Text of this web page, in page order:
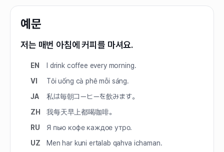
예문
저는 매번 아침에 커피를 마셔요.
EN
I drink coffee every morning.
VI
Tôi uống cà phê mỗi sáng.
JA
私は毎朝コーヒーを飲みます。
ZH
我每天早上都喝咖啡。
RU
Я пью кофе каждое утро.
UZ
Men har kuni ertalab qahva ichaman.